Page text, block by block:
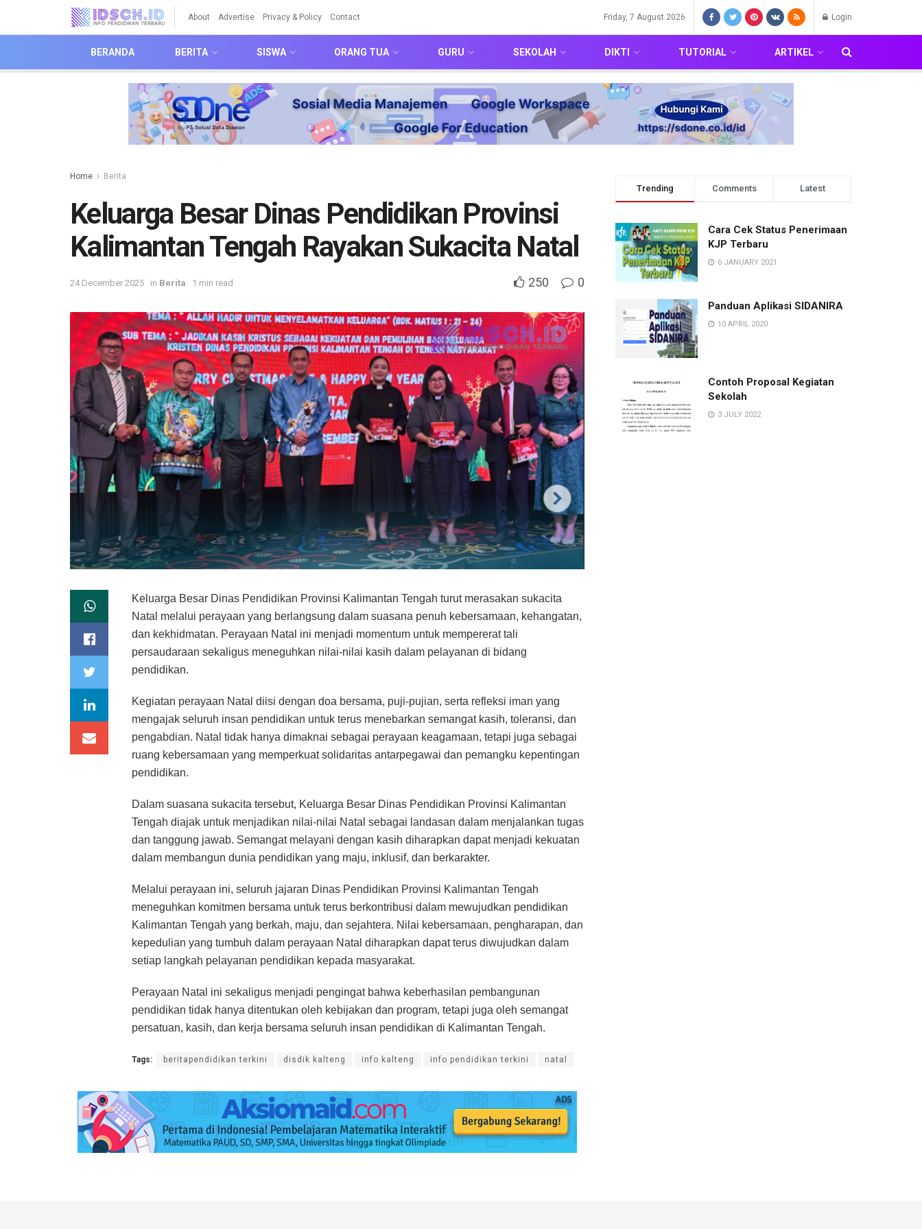
About Advertise Privacy & Policy Contact Friday, 7 August 2026 Login
BERANDA BERITA SISWA ORANG TUA GURU SEKOLAH DIKTI TUTORIAL ARTIKEL
Home Berita
Keluarga Besar Dinas Pendidikan Provinsi
Kalimantan Tengah Rayakan Sukacita Natal
24 December 2025 in Berita 1 min read 250 0
Keluarga Besar Dinas Pendidikan Provinsi Kalimantan Tengah turut merasakan sukacita
Natal melalui perayaan yang berlangsung dalam suasana penuh kebersamaan, kehangatan,
dan kekhidmatan. Perayaan Natal ini menjadi momentum untuk mempererat tali
persaudaraan sekaligus meneguhkan nilai-nilai kasih dalam pelayanan di bidang
pendidikan.
Kegiatan perayaan Natal diisi dengan doa bersama, puji-pujian, serta refleksi iman yang
mengajak seluruh insan pendidikan untuk terus menebarkan semangat kasih, toleransi, dan
pengabdian. Natal tidak hanya dimaknai sebagai perayaan keagamaan, tetapi juga sebagai
ruang kebersamaan yang memperkuat solidaritas antarpegawai dan pemangku kepentingan
pendidikan.
Dalam suasana sukacita tersebut, Keluarga Besar Dinas Pendidikan Provinsi Kalimantan
Tengah diajak untuk menjadikan nilai-nilai Natal sebagai landasan dalam menjalankan tugas
dan tanggung jawab. Semangat melayani dengan kasih diharapkan dapat menjadi kekuatan
dalam membangun dunia pendidikan yang maju, inklusif, dan berkarakter.
Melalui perayaan ini, seluruh jajaran Dinas Pendidikan Provinsi Kalimantan Tengah
meneguhkan komitmen bersama untuk terus berkontribusi dalam mewujudkan pendidikan
Kalimantan Tengah yang berkah, maju, dan sejahtera. Nilai kebersamaan, pengharapan, dan
kepedulian yang tumbuh dalam perayaan Natal diharapkan dapat terus diwujudkan dalam
setiap langkah pelayanan pendidikan kepada masyarakat.
Perayaan Natal ini sekaligus menjadi pengingat bahwa keberhasilan pembangunan
pendidikan tidak hanya ditentukan oleh kebijakan dan program, tetapi juga oleh semangat
persatuan, kasih, dan kerja bersama seluruh insan pendidikan di Kalimantan Tengah.
Tags: beritapendidikan terkini disdik kalteng info kalteng info pendidikan terkini natal
Trending Comments Latest
Cara Cek Status Penerimaan
KJP Terbaru
6 JANUARY 2021
Panduan Aplikasi SIDANIRA
10 APRIL 2020
Contoh Proposal Kegiatan
Sekolah
3 JULY 2022